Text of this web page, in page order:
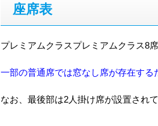
座席表
プレミアムクラスプレミアムクラス8
一部の普通席では窓なし席が存在する
なお、最後部は2人掛け席が設置されて